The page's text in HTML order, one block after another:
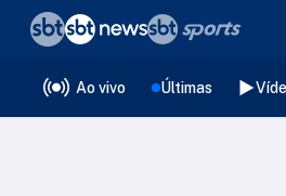
Ao vivo Últimas
❮voltar
Editorias